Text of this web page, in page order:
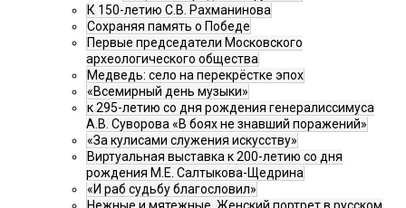
К 150-летию С.В. Рахманинова
Сохраняя память о Победе
Первые председатели Московского
археологического общества
Медведь: село на перекрёстке эпох
«Всемирный день музыки»
к 295-летию со дня рождения генералиссимуса
А.В. Суворова «В боях не знавший поражений»
«За кулисами служения искусству»
Виртуальная выставка к 200-летию со дня
рождения М.Е. Салтыкова-Щедрина
«И раб судьбу благословил»